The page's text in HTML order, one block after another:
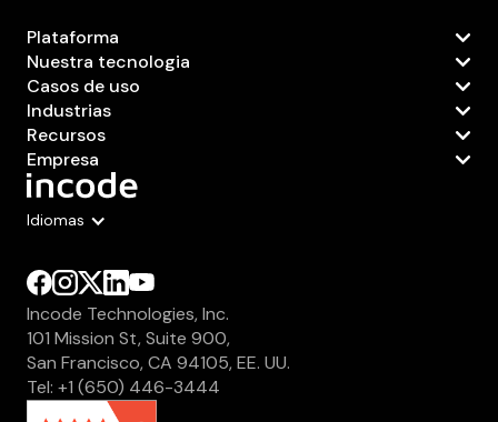
Idiomas
Incode Technologies, Inc.
101 Mission St, Suite 900,
San Francisco, CA 94105, EE. UU.
Tel: +1 (650) 446-3444
Plataforma
Nuestra tecnologia
Casos de uso
Industrias
Recursos
Empresa